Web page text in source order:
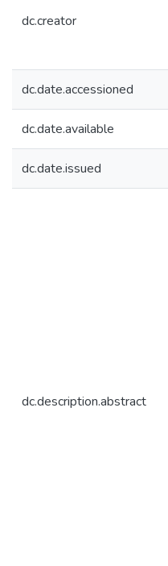
dc.creator
dc.date.accessioned
dc.date.available
dc.date.issued
dc.description.abstract